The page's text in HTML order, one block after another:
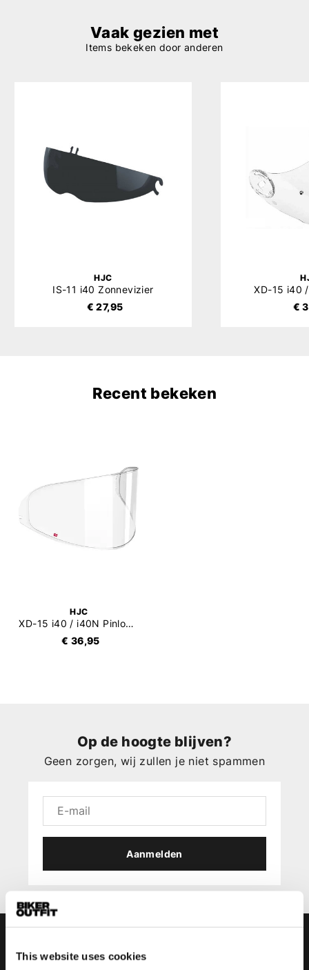
This website uses cookies
Vaak gezien met
Items bekeken door anderen
HJC
IS-11 i40 Zonnevizier
€ 27,95
XD-15 i40
€
Recent bekeken
HJC
XD-15 i40 / i40N Pinlock 70 (DKS281)
€ 36,95
Op de hoogte blijven?
Geen zorgen, wij zullen je niet spammen
Aanmelden